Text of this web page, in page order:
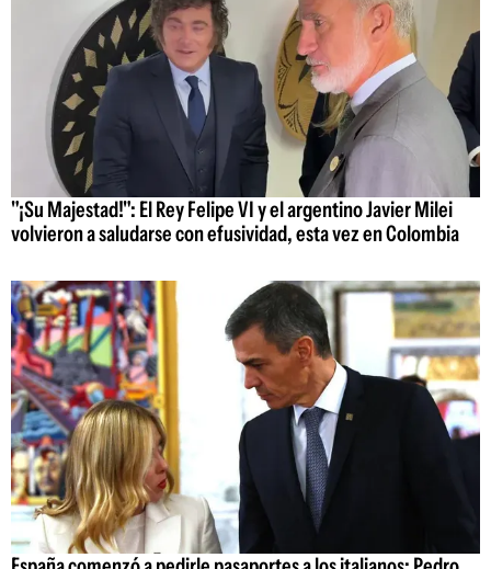
"¡Su Majestad!": El Rey Felipe VI y el argentino Javier Milei
volvieron a saludarse con efusividad, esta vez en Colombia